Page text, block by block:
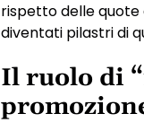
rispetto delle quote
diventati pilastri di
Il ruolo di